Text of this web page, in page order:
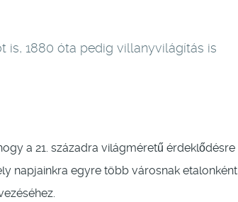
is, 1880 óta pedig villanyvilágítás is
a 21. századra világméretű érdeklődésre
napjainkra egyre több városnak etalonként